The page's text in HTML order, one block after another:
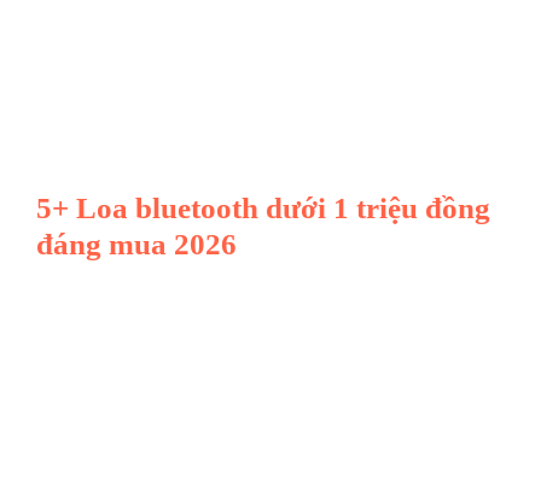
5+ Loa bluetooth dưới 1 triệu đồng
đáng mua 2026